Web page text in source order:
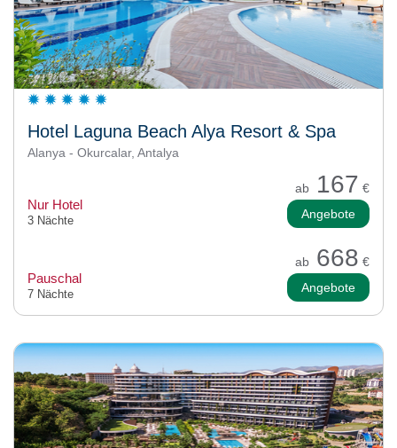
Hotel Laguna Beach Alya Resort & Spa
Alanya - Okurcalar, Antalya
ab 167 €
Nur Hotel
3 Nächte Angebote
ab 668 €
Pauschal
7 Nächte Angebote